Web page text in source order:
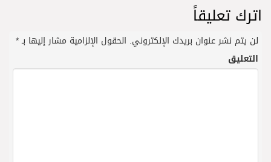
اترك تعليقاً
لن يتم نشر عنوان بريدك الإلكتروني. الحقول الإلزامية مشار إليها بـ*
التعليق